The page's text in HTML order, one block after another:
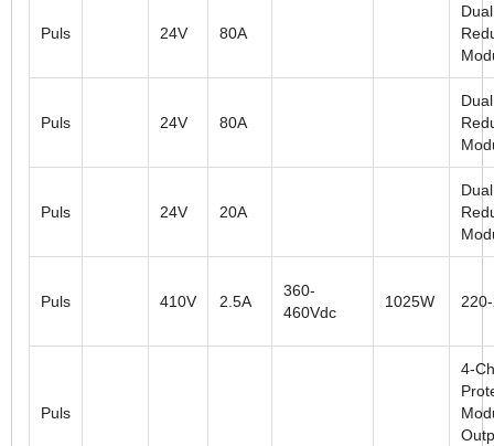
Puls 24V 80A
Puls 24V 80A
Puls 24V 20A
Puls 410V 2.5A
360-
460Vdc
1025W
Puls
4-